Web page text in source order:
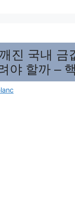
진 국내 금
야 할까 –